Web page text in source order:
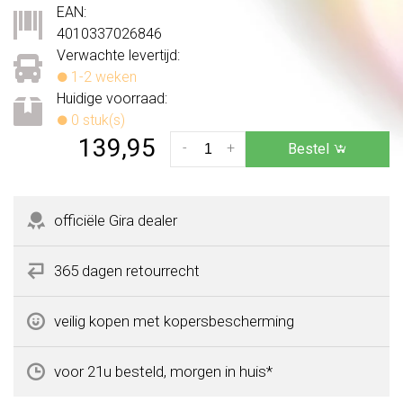
Verwachte levertijd:
1-2 weken
Huidige voorraad:
0 stuk(s)
EAN:
4010337026846
139,95 +
- Bestel
officiële Gira dealer
365 dagen retourrecht
veilig kopen met kopersbescherming
voor 21u besteld, morgen in huis*